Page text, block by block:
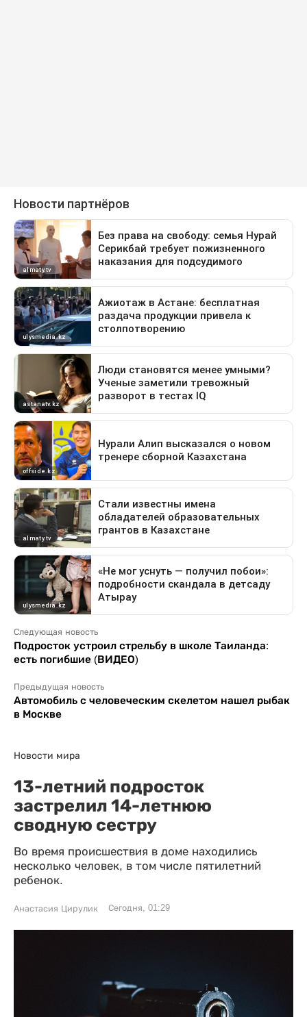
Следующая новость
Подросток устроил стрельбу в школе Таиланда:
есть погибшие (ВИДЕО)
Предыдущая новость
Автомобиль с человеческим скелетом нашел рыбак
в Москве
Новости мира
13-летний подросток
застрелил 14-летнюю
сводную сестру
Во время происшествия в доме находились
несколько человек, в том числе пятилетний
ребенок.
Анастасия Цирулик Сегодня, 01:29